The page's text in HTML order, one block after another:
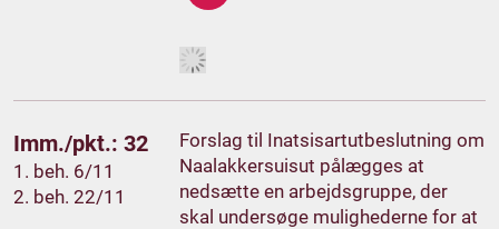
Imm./pkt.: 32
1. beh. 6/11
2. beh. 22/11
Forslag til Inatsisartutbeslutning om
Naalakkersuisut pålægges at
nedsætte en arbejdsgruppe, der
skal undersøge mulighederne for at